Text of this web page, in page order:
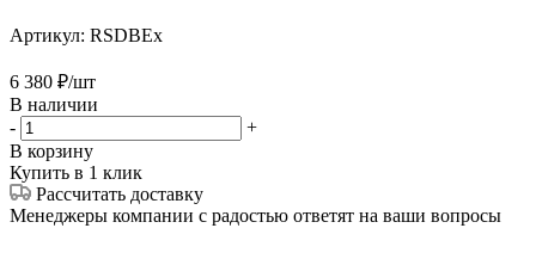
Артикул: RSDBEx
6 380 ₽/шт
В наличии
-
+
В корзину
Купить в 1 клик
Рассчитать доставку
Менеджеры компании с радостью ответят на ваши вопросы